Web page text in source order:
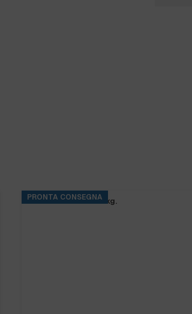
PRONTA CONSEGNA
BASE RINS S2 ta.5 kg.